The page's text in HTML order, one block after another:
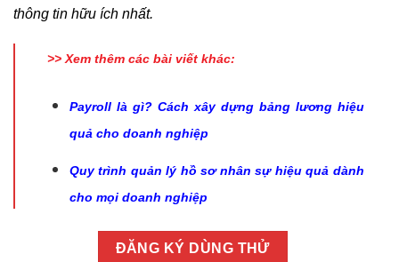
thông tin hữu ích nhất.
>> Xem thêm các bài viết khác:
Payroll là gì? Cách xây dựng bảng lương hiệu
quả cho doanh nghiệp
Quy trình quản lý hồ sơ nhân sự hiệu quả dành
cho mọi doanh nghiệp
ĐĂNG KÝ DÙNG THỬ